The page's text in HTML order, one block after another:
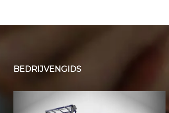
BEDRIJVENGIDS